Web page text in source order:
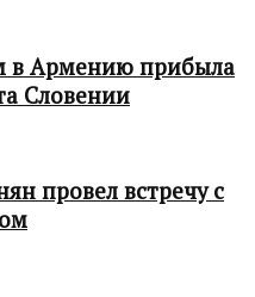
в Армению прибыла
Словении
провел встречу с